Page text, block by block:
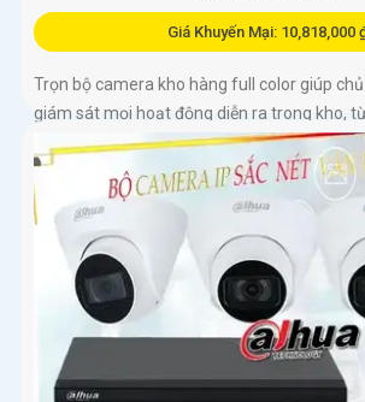
Giá Khuyến Mại: 10,818,000
Trọn bộ camera kho hàng full color giúp
giám sát mọi hoạt động diễn ra trong kho,
thời các hành vi trộm cắp, phá hoại tài sản.